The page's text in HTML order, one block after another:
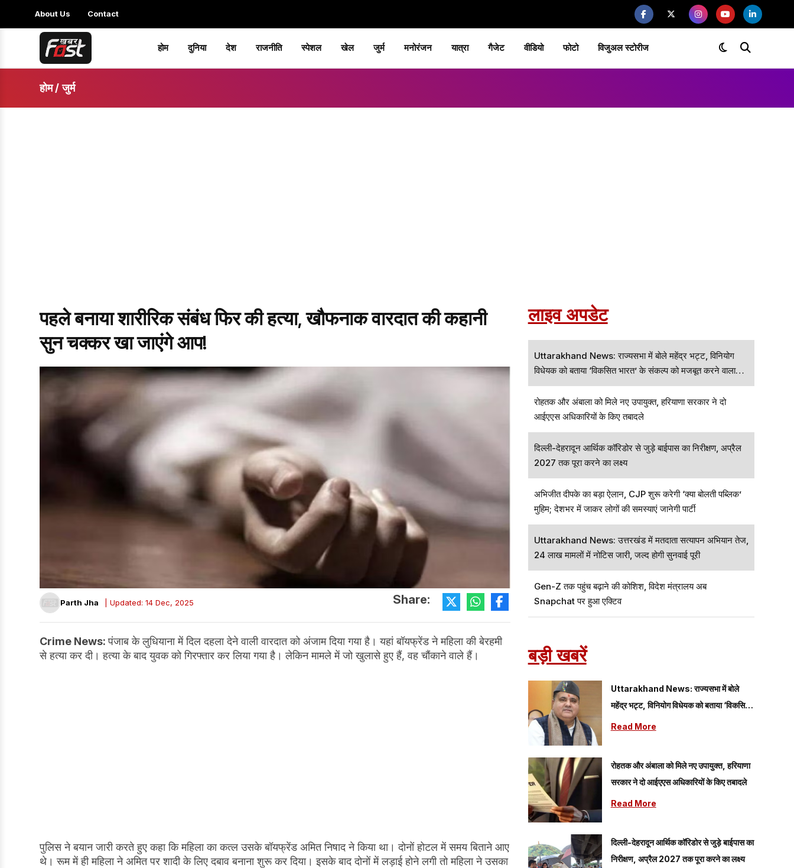
About Us Contact
होम दुनिया देश राजनीति स्पेशल खेल जुर्म मनोरंजन यात्रा गैजेट वीडियो फोटो विजुअल स्टोरीज
होम/ जुर्म
पहले बनाया शारीरिक संबंध फिर की हत्या, खौफनाक वारदात की कहानी
सुन चक्कर खा जाएंगे आप!
Parth Jha | Updated: 14 Dec, 2025 Share:
Crime News:पंजाब के लुधियाना में दिल दहला देने वाली वारदात को अंजाम दिया गया है। यहां बॉयफ्रेंड ने महिला की बेरहमी
से हत्या कर दी। हत्या के बाद युवक को गिरफ्तार कर लिया गया है। लेकिन मामले में जो खुलासे हुए हैं, वह चौंकाने वाले हैं।
पुलिस ने बयान जारी करते हुए कहा कि महिला का कत्ल उसके बॉयफ्रेंड अमित निषाद ने किया था। दोनों होटल में समय बिताने आए
थे। रूम में ही महिला ने अमित पर शादी के लिए दबाव बनाना शुरू कर दिया। इसके बाद दोनों में लड़ाई होने लगी तो महिला ने उसका
लाइव अपडेट
Uttarakhand News: राज्यसभा में बोले महेंद्र भट्ट, विनियोग
विधेयक को बताया ‘विकसित भारत’ के संकल्प को मजबूत करने वाला
कदम
रोहतक और अंबाला को मिले नए उपायुक्त, हरियाणा सरकार ने दो
आईएएस अधिकारियों के किए तबादले
दिल्ली-देहरादून आर्थिक कॉरिडोर से जुड़े बाईपास का निरीक्षण, अप्रैल
2027 तक पूरा करने का लक्ष्य
अभिजीत दीपके का बड़ा ऐलान, CJP शुरू करेगी ‘क्या बोलती पब्लिक’
मुहिम; देशभर में जाकर लोगों की समस्याएं जानेगी पार्टी
Uttarakhand News: उत्तरखंड में मतदाता सत्यापन अभियान तेज,
24 लाख मामलों में नोटिस जारी, जल्द होगी सुनवाई पूरी
Gen-Z तक पहुंच बढ़ाने की कोशिश, विदेश मंत्रालय अब
Snapchat पर हुआ एक्टिव
बड़ी खबरें
Uttarakhand News: राज्यसभा में बोले
महेंद्र भट्ट, विनियोग विधेयक को बताया ‘विकसित
भारत’ के संकल्प को मजबूत करने वाला कदम
Read More
रोहतक और अंबाला को मिले नए उपायुक्त, हरियाणा
सरकार ने दो आईएएस अधिकारियों के किए तबादले
Read More
दिल्ली-देहरादून आर्थिक कॉरिडोर से जुड़े बाईपास का
निरीक्षण, अप्रैल 2027 तक पूरा करने का लक्ष्य